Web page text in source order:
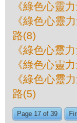
《綠色心靈
《綠色心靈
路(8)
《綠色心靈
《綠色心靈
《綠色心靈
路(5)
Page 17 of 39